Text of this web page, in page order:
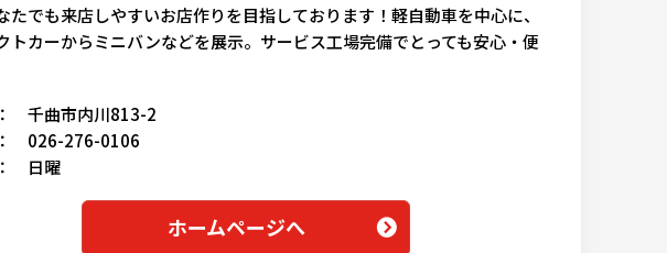
たでも来店しやすいお店作りを目指しております！軽自動車を中心に、
トカーからミニバンなどを展示。サービス工場完備でとっても安心・便
千曲市内川813-2
026-276-0106
日曜
ホームページへ